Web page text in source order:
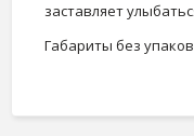
заставляет
Габариты без